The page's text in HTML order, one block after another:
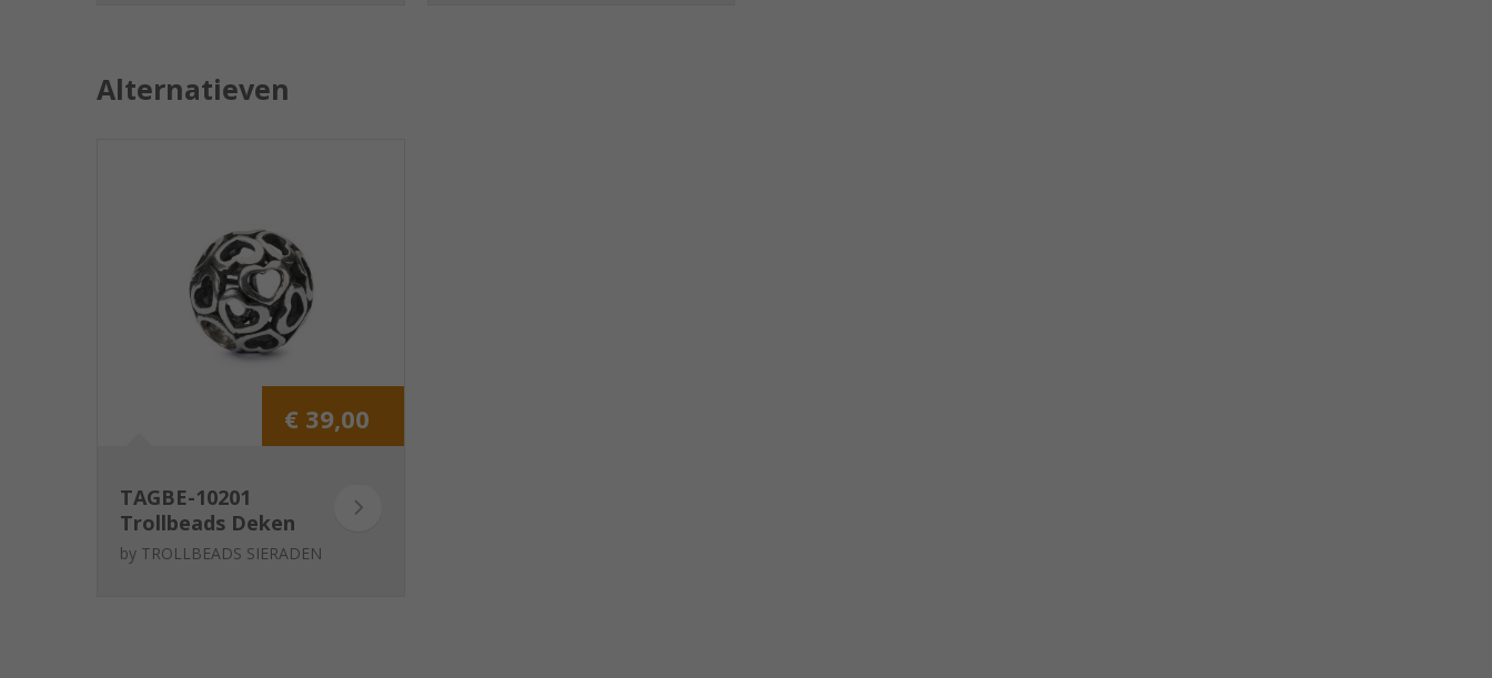
Alternatieven
€ 39,00
TAGBE-10201
Trollbeads Deken
van liefde
by TROLLBEADS SIERADEN